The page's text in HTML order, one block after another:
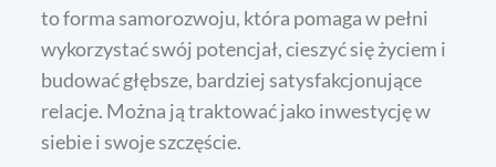
to forma samorozwoju, która pomaga w pełni
wykorzystać swój potencjał, cieszyć się życiem i
budować głębsze, bardziej satysfakcjonujące
relacje. Można ją traktować jako inwestycję w
siebie i swoje szczęście.